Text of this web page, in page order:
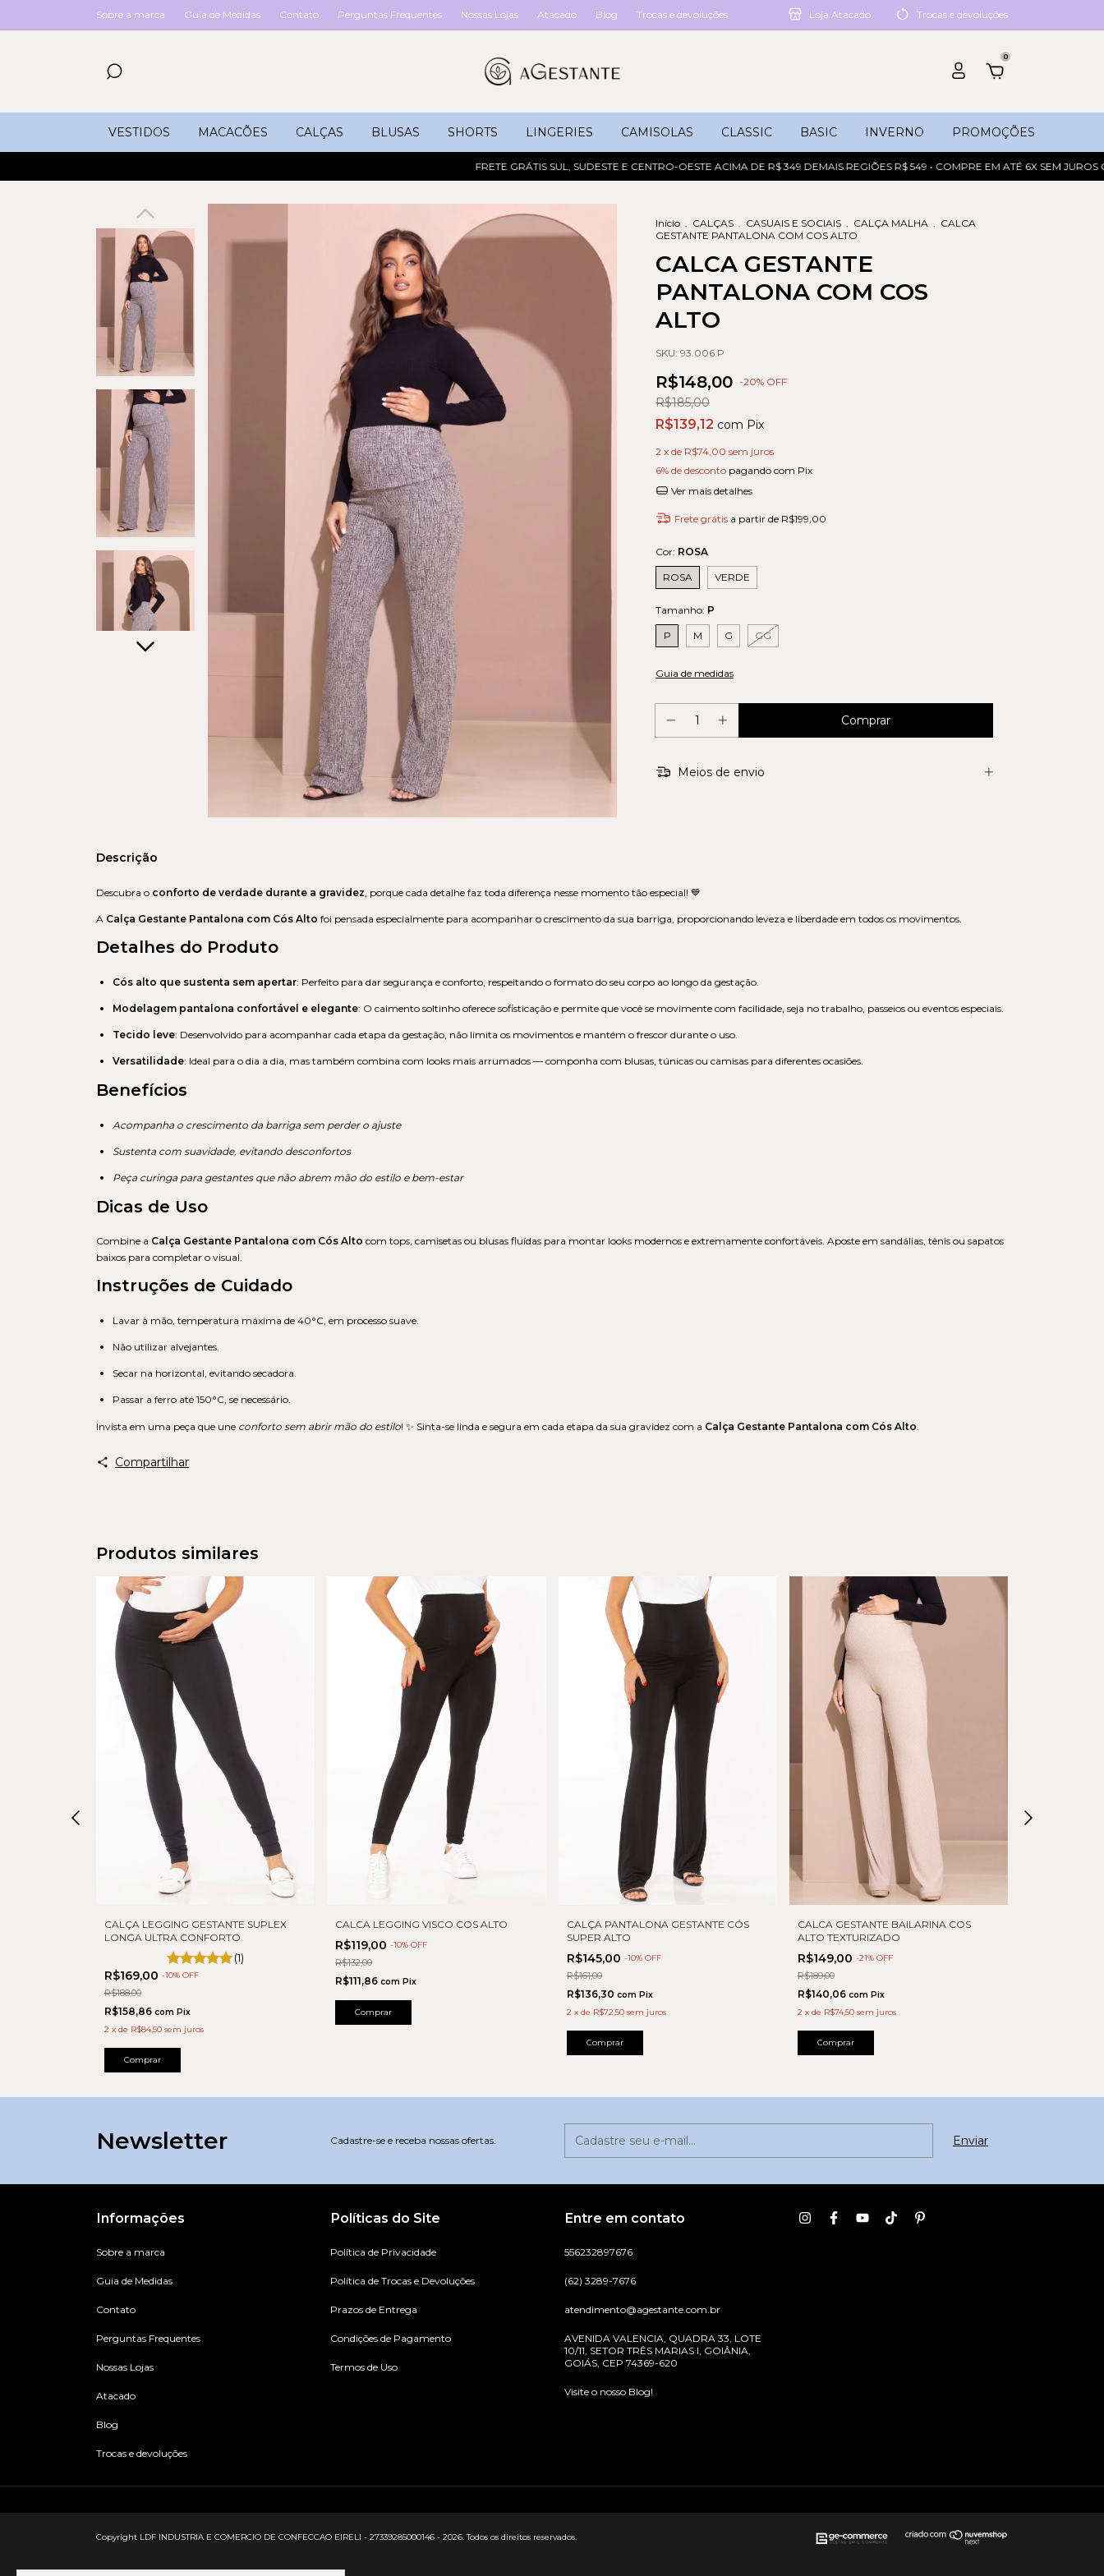
Sobre a marca Guia de Medidas Contato Perguntas Frequentes Nossas Lojas Atacado Blog Trocas e devoluções Loja Atacado Trocas e devoluções
0
VESTIDOS MACACÕES CALÇAS BLUSAS SHORTS LINGERIES CAMISOLAS CLASSIC BASIC INVERNO PROMOÇÕES
FRETE GRÁTIS SUL, SUDESTE E CENTRO-OESTE ACIMA DE R$ 349 DEMAIS REGIÕES R$ 549 • COMPRE EM ATÉ 6X SEM JUROS
Início CALÇAS CASUAIS E SOCIAIS CALÇA MALHA
CALCA
GESTANTE PANTALONA COM COS ALTO
CALCA GESTANTE
PANTALONA COM COS
ALTO
SKU: 93.006.P
R$148,00 -20% OFF
R$185,00
R$139,12 com Pix
2 x de R$74,00 sem juros
6% de desconto pagando com Pix
Ver mais detalhes
Frete grátis a partir de R$199,00
Cor: ROSA
ROSA VERDE
Tamanho: P
P M G GG
Guia de medidas
Meios de envio
Descrição
Descubra o conforto de verdade durante a gravidez , porque cada detalhe faz toda diferença nesse momento tão especial! 💙
A Calça Gestante Pantalona com Cós Alto foi pensada especialmente para acompanhar o crescimento da sua barriga, proporcionando leveza e liberdade em todos os movimentos.
Detalhes do Produto
Cós alto que sustenta sem apertar: Perfeito para dar segurança e conforto, respeitando o formato do seu corpo ao longo da gestação.
Modelagem pantalona confortável e elegante: O caimento soltinho oferece sofisticação e permite que você se movimente com facilidade, seja no trabalho, passeios ou eventos especiais.
Tecido leve: Desenvolvido para acompanhar cada etapa da gestação, não limita os movimentos e mantém o frescor durante o uso.
Versatilidade: Ideal para o dia a dia, mas também combina com looks mais arrumados — componha com blusas, túnicas ou camisas para diferentes ocasiões.
Benefícios
Acompanha o crescimento da barriga sem perder o ajuste
Sustenta com suavidade, evitando desconfortos
Peça curinga para gestantes que não abrem mão do estilo e bem-estar
Dicas de Uso
Combine a Calça Gestante Pantalona com Cós Alto com tops, camisetas ou blusas fluídas para montar looks modernos e extremamente confortáveis. Aposte em sandálias, tênis ou sapatos
baixos para completar o visual.
Instruções de Cuidado
Lavar à mão, temperatura máxima de 40°C, em processo suave.
Não utilizar alvejantes.
Secar na horizontal, evitando secadora.
Passar a ferro até 150°C, se necessário.
Invista em uma peça que une conforto sem abrir mão do estilo! ✨ Sinta-se linda e segura em cada etapa da sua gravidez com a Calça Gestante Pantalona com Cós Alto
Compartilhar
Produtos similares
CALÇA LEGGING GESTANTE SUPLEX
LONGA ULTRA CONFORTO
(1)
R$169,00 -10% OFF
R$188,00
R$158,86 com Pix
2 x de R$84,50 sem juros
Comprar
CALCA LEGGING VISCO COS ALTO
R$119,00-10% OFF
R$132,00
R$111,86com Pix
Comprar
CALÇA PANTALONA GESTANTE CÓS
SUPER ALTO
R$145,00 -10% OFF
R$161,00
R$136,30 com Pix
2 x de R$72,50 sem juros
Comprar
CALCA GESTANTE BAILARINA COS
ALTO TEXTURIZADO
R$149,00 -21% OFF
R$189,00
R$140,06 com Pix
2 x de R$74,50 sem juros
Comprar
Newsletter Cadastre-se e receba nossas ofertas.
Informações
Sobre a marca
Guia de Medidas
Contato
Perguntas Frequentes
Nossas Lojas
Atacado
Blog
Trocas e devoluções
Políticas do Site
Política de Privacidade
Política de Trocas e Devoluções
Prazos de Entrega
Condições de Pagamento
Termos de Uso
Entre em contato
556232897676
(62) 3289-7676
atendimento@agestante.com.br
AVENIDA VALENCIA, QUADRA 33, LOTE
10/11, SETOR TRÊS MARIAS I, GOIÂNIA,
GOIÁS, CEP 74369-620
Visite o nosso Blog!
Copyright LDF INDUSTRIA E COMERCIO DE CONFECCAO EIRELI - 27339285000146 - 2026. Todos os direitos reservados.